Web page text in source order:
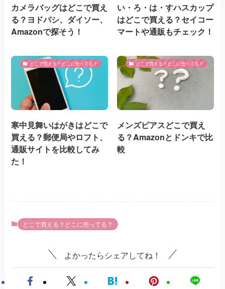
カメラバッグはどこで買え
る？ヨドバシ、ダイソー、
Amazonで探そう！
い・ろ・は・すハスカップ
はどこで買える？セイコー
マートや通販もチェック！
どこで買える？どこに売ってる？
寒中見舞いはがきはどこで
買える？郵便局やロフト、
通販サイトを比較してみ
た！
どこで買える？どこに売ってる？
メンズピアスどこで買え
る？Amazonとドンキで比
較
どこで買える？どこに売ってる？
よかったらシェアしてね！